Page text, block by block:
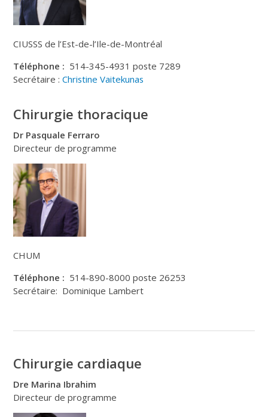
CIUSSS de l’Est-de-l’Ile-de-Montréal
Téléphone : 514-345-4931 poste 7289
Secrétaire :Christine Vaitekunas
Chirurgie thoracique
Dr Pasquale Ferraro
Directeur de programme
CHUM
Téléphone : 514-890-8000 poste 26253
Secrétaire: Dominique Lambert
Chirurgie cardiaque
Dre Marina Ibrahim
Directeur de programme